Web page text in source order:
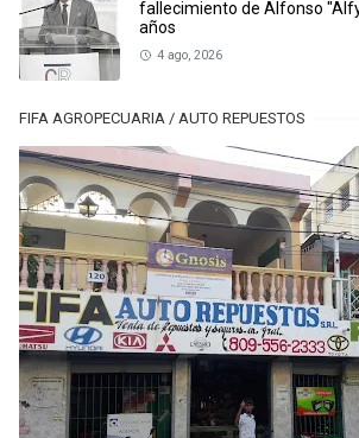
fallecimiento de Alfonso
años
4 ago, 2026
FIFA AGROPECUARIA / AUTO REPUESTOS